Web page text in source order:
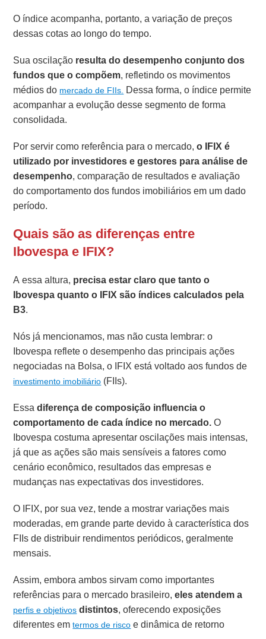
O índice acompanha, portanto, a variação de preços
dessas cotas ao longo do tempo.
Sua oscilação resulta do desempenho conjunto dos
fundos que o compõem, refletindo os movimentos
médios do mercado de FIIs. Dessa forma, o índice permite
acompanhar a evolução desse segmento de forma
consolidada.
Por servir como referência para o mercado,o IFIX é
utilizado por investidores e gestores para análise de
desempenho, comparação de resultados e avaliação
do comportamento dos fundos imobiliários em um dado
período.
Quais são as diferenças entre
Ibovespa e IFIX?
A essa altura, precisa estar claro que tanto o
Ibovespa quanto o IFIX são índices calculados pela
B3.
Nós já mencionamos, mas não custa lembrar: o
Ibovespa reflete o desempenho das principais ações
negociadas na Bolsa, o IFIX está voltado aos fundos de
investimento imobiliário (FIIs).
Essadiferença de composição influencia o
comportamento de cada índice no mercado.O
Ibovespa costuma apresentar oscilações mais intensas,
já que as ações são mais sensíveis a fatores como
cenário econômico, resultados das empresas e
mudanças nas expectativas dos investidores.
O IFIX, por sua vez, tende a mostrar variações mais
moderadas, em grande parte devido à característica dos
FIIs de distribuir rendimentos periódicos, geralmente
mensais.
Assim, embora ambos sirvam como importantes
referências para o mercado brasileiro,eles atendem a
perfis e objetivos distintos, oferecendo exposições
diferentes emtermos de risco e dinâmica de retorno